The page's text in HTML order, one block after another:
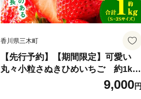
香川県三木町
【先行予約】【期間限定】可愛い
丸々小粒さぬきひめいちご 約1kg
| スイーツ いちご ストロベリー さ
ぬきひめ 苺 冷蔵 フルーツ 旬 果物
9,000円